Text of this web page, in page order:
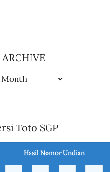
ARCHIVE
Toto SGP
Hasil Nomor Undian